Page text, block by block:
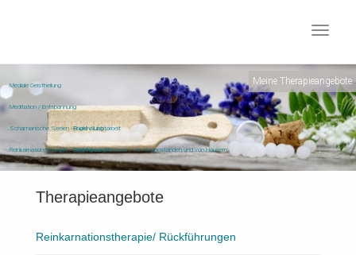
Toggle
Meine Therapieangebote
Mediale Geistheilung
Meditation / Entspannung
Schamanische Seelen - Rückholung
Reinkarnationstherapie / Rückführungen
Engel- / Lichtarbeit
Clearing von Personen, von Gegenständen und von Häusern
Therapieangebote
Reinkarnationstherapie/ Rückführungen